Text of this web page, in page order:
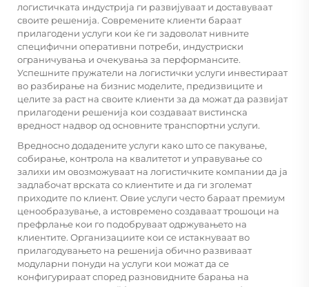
логистичката индустрија ги развијуваат и доставуваат
своите решенија. Современите клиенти бараат
прилагодени услуги кои ќе ги задоволат нивните
специфични оперативни потреби, индустриски
ограничувања и очекувања за перформансите.
Успешните пружатели на логистички услуги инвестираат
во разбирање на бизнис моделите, предизвиците и
целите за раст на своите клиенти за да можат да развијат
прилагодени решенија кои создаваат вистинска
вредност надвор од основните транспортни услуги.
Вредносно додадените услуги како што се пакување,
собирање, контрола на квалитетот и управување со
залихи им овозможуваат на логистичките компании да ја
задлабочат врската со клиентите и да ги зголемат
приходите по клиент. Овие услуги често бараат премиум
ценообразување, а истовремено создаваат трошоци на
префрлање кои го подобруваат одржувањето на
клиентите. Организациите кои се истакнуваат во
прилагодувањето на решенија обично развиваат
модуларни понуди на услуги кои можат да се
конфигурираат според разновидните барања на